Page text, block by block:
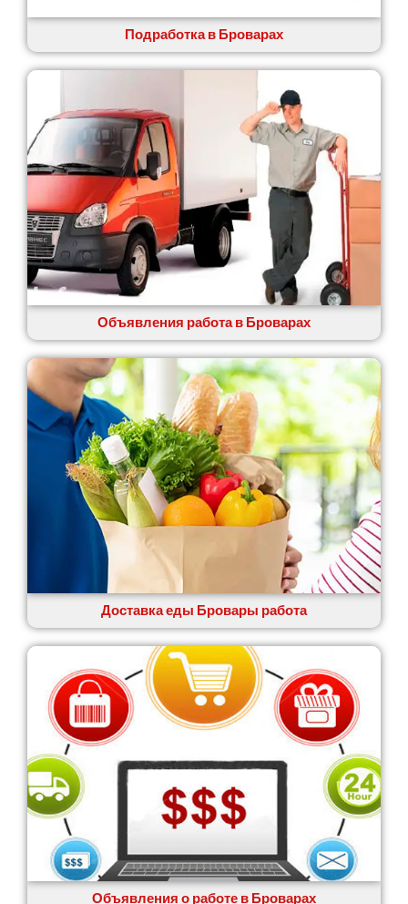
Умань
Узин
Васильков
Великий Омеляник
Верхнеднепровск
Винница
Винники
Вишенки
Вишневое
Вита-Почтовая
Волчинец
Вольнянск
Вознесенск
Яготин
Южное
Южноукраинск
Запорожье
Заречаны
Зазимье
Здолбунов
Желтые Воды
Звенигородка
Звягель
Подработка в Броварах
Объявления работа в Броварах
Доставка еды Бровары работа
Объявления о работе в Броварах